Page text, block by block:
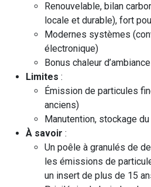
Renouvelable, bilan
locale et durable), fort
Modernes systèmes
électronique)
Bonus chaleur
Limites :
Émission de particules
anciens)
Manutention, stockage
À savoir :
Un poêle à granulés de
les émissions de
un insert de plus de 15